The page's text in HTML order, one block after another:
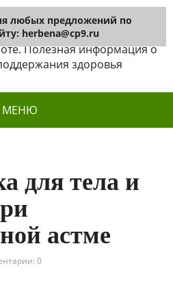
Полезная информация о
здоровья
МЕНЮ
для тела и
астме
0
любых предложений по
herbena@cp9.ru